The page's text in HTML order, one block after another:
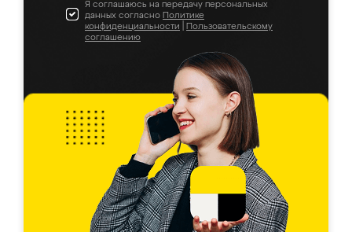
Я соглашаюсь на передачу персональных
данных согласно Политике
конфиденциальности
Пользовательскому
соглашению